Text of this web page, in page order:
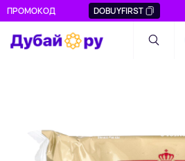
ПРОМОКОД DOBUYFIRST